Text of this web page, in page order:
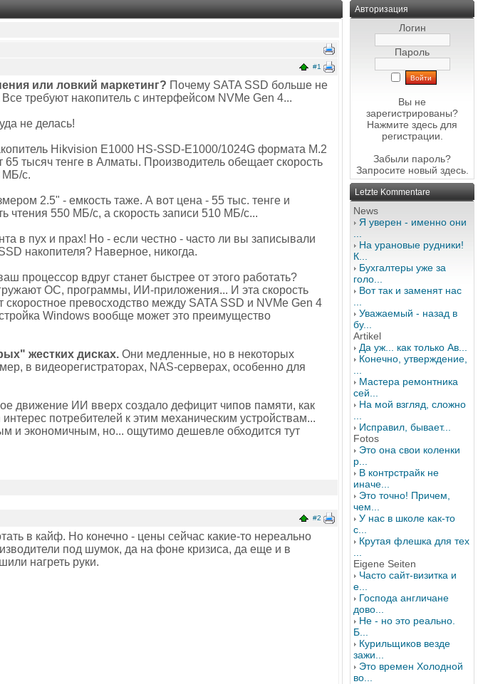
#1
или ловкий маркетинг? Почему SATA SSD больше не
требуют накопитель с интерфейсом NVMe Gen 4...
не делась!
Hikvision E1000 HS-SSD-E1000/1024G формата M.2
тысяч тенге в Алматы. Производитель обещает скорость
МБ/с.
2.5" - емкость таже. А вот цена - 55 тыс. тенге и
чтения 550 МБ/с, а скорость записи 510 МБ/с...
в пух и прах! Но - если честно - часто ли вы записывали
накопителя? Наверное, никогда.
процессор вдруг станет быстрее от этого работать?
ОС, программы, ИИ-приложения... И эта скорость
превосходство между SATA SSD и NVMe Gen 4
Windows вообще может это преимущество
жестких дисках. Они медленные, но в некоторых
в видеорегистраторах, NAS-серверах, особенно для
движение ИИ вверх создало дефицит чипов памяти, как
потребителей к этим механическим устройствам...
и экономичным, но... ощутимо дешевле обходится тут
#2
в кайф. Но конечно - цены сейчас какие-то нереально
под шумок, да на фоне кризиса, да еще и в
нагреть руки.
Авторизация
Логин
Пароль
Вы не
зарегистрированы?
Нажмите здесь для
регистрации.
Забыли пароль?
Запросите новый здесь.
Letzte Kommentare
News
Я уверен - именно они
На урановые рудники!
К...
Бухгалтеры уже за
голо...
Вот так и заменят нас
Уважаемый - назад в
бу...
Artikel
Да уж... как только Ав...
Конечно, утверждение,
Мастера ремонтника
сей...
На мой взгляд, сложно
Исправил, бывает...
Fotos
Это она свои коленки
р...
В контрстрайк не
иначе...
Это точно! Причем,
чем...
У нас в школе как-то
с...
Крутая флешка для тех
Eigene Seiten
Часто сайт-визитка и
е...
Господа англичане
дово...
Не - но это реально.
Б...
Курильщиков везде
зажи...
Это времен Холодной
во...